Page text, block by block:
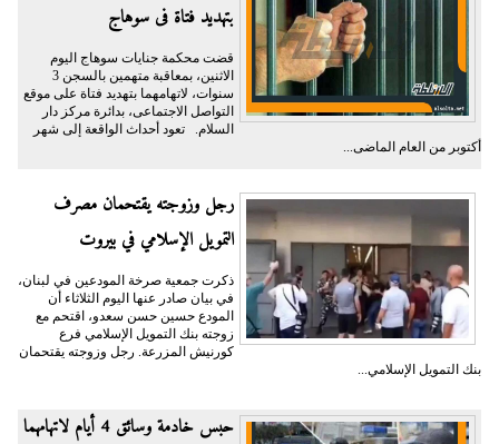
بتهديد فتاة فى سوهاج
قضت محكمة جنايات سوهاج اليوم
الاثنين، بمعاقبة متهمين بالسجن 3
سنوات، لاتهامهما بتهديد فتاة على موقع
التواصل الاجتماعى، بدائرة مركز دار
السلام. تعود أحداث الواقعة إلى شهر
أكتوبر من العام الماضى...
رجل وزوجته يقتحمان مصرف
التمويل الإسلامي في بيروت
ذكرت جمعية صرخة المودعين في لبنان،
في بيان صادر عنها اليوم الثلاثاء أن
المودع حسين حسن سعدو، اقتحم مع
زوجته بنك التمويل الإسلامي فرع
كورنيش المزرعة. رجل وزوجته يقتحمان
بنك التمويل الإسلامي...
حبس خادمة وسائق 4 أيام لاتهامهما